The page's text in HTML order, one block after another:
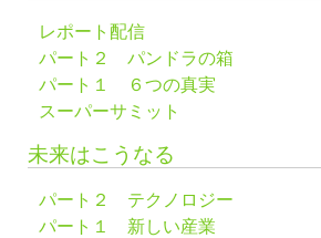
レポート配信
パート２ パンドラの箱
パート１ ６つの真実
スーパーサミット
未来はこうなる
パート２ テクノロジー
パート１ 新しい産業